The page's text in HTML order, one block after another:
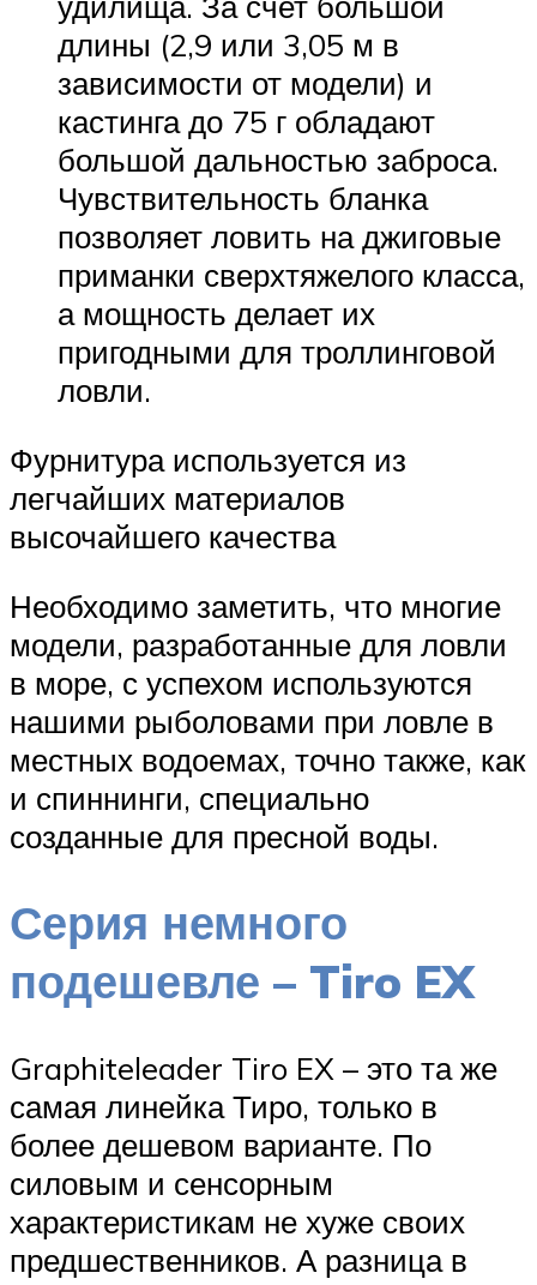
длины (2,9 или 3,05 м в
зависимости от модели) и
кастинга до 75 г обладают
большой дальностью заброса.
Чувствительность бланка
позволяет ловить на джиговые
приманки сверхтяжелого класса,
а мощность делает их
пригодными для троллинговой
ловли.
Фурнитура используется из
легчайших материалов
высочайшего качества
Необходимо заметить, что многие
модели, разработанные для ловли
в море, с успехом используются
нашими рыболовами при ловле в
местных водоемах, точно также, как
и спиннинги, специально
созданные для пресной воды.
Серия немного
подешевле – Tiro EX
Graphiteleader Tiro EX – это та же
самая линейка Тиро, только в
более дешевом варианте. По
силовым и сенсорным
характеристикам не хуже своих
предшественников. А разница в